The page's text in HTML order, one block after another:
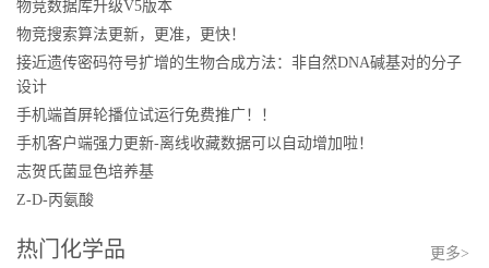
物竞数据库升级V5版本
物竞搜索算法更新，更准，更快！
接近遗传密码符号扩增的生物合成方法：非自然DNA碱基对的分子
设计
手机端首屏轮播位试运行免费推广！！
手机客户端强力更新-离线收藏数据可以自动增加啦！
志贺氏菌显色培养基
Z-D-丙氨酸
热门化学品 更多>